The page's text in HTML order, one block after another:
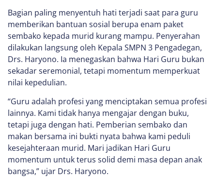
Bagian paling menyentuh hati terjadi saat para guru
memberikan bantuan sosial berupa enam paket
sembako kepada murid kurang mampu. Penyerahan
dilakukan langsung oleh Kepala SMPN 3 Pengadegan,
Drs. Haryono. Ia menegaskan bahwa Hari Guru bukan
sekadar seremonial, tetapi momentum memperkuat
nilai kepedulian.
“Guru adalah profesi yang menciptakan semua profesi
lainnya. Kami tidak hanya mengajar dengan buku,
tetapi juga dengan hati. Pemberian sembako dan
makan bersama ini bukti nyata bahwa kami peduli
kesejahteraan murid. Mari jadikan Hari Guru
momentum untuk terus solid demi masa depan anak
bangsa,” ujar Drs. Haryono.